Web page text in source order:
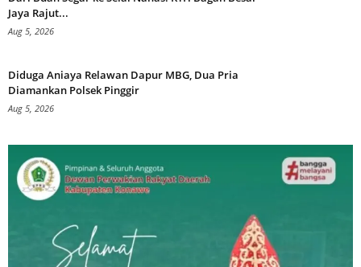
Jaya Rajut...
Aug 5, 2026
Diduga Aniaya Relawan Dapur MBG, Dua Pria
Diamankan Polsek Pinggir
Aug 5, 2026